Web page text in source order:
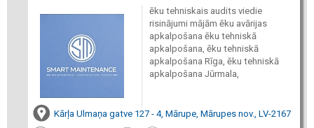
ēku tehniskais audits viedie
risinājumi mājām ēku avārijas
apkalpošana ēku tehniskā
apkalpošana, ēku tehniskā
apkalpošana Rīga, ēku tehniskā
apkalpošana Jūrmala,
Kārļa Ulmaņa gatve 127 - 4, Mārupe, Mārupes nov., LV-2167